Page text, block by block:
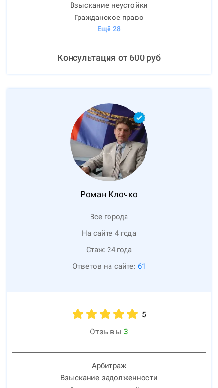
Взыскание неустойки
Гражданское право
Ещё 28
Консультация от 600руб
Роман Клочко
Все города
На сайте 4 года
Стаж: 24 года
Ответов на сайте: 61
5
Отзывы 3
Арбитраж
Взыскание задолженности